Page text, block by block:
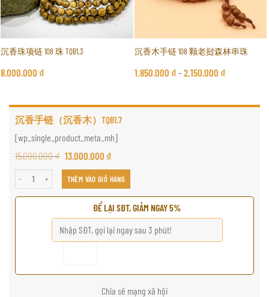
沉香珠项链 108 珠 TQB1.3
8.000.000 ₫
沉香木手链 108 颗老挝森林串珠
1.850.000 ₫ –2.150.000 ₫
沉香手链（沉香木）TQB1.7
[wp_single_product_meta_mh]
15.000.000₫ 13.000.000 ₫
沉香手链（沉香木）TQB1.7 số lượng
THÊM VÀO GIỎ HÀNG
ĐỂ LẠI SĐT, GIẢM NGAY 5%
Chia sẽ mạng xã hội